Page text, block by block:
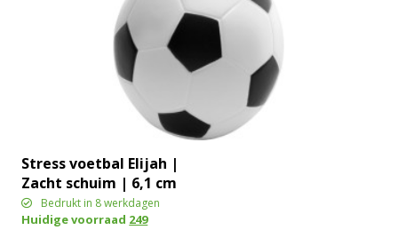
Stress voetbal Elijah |
Zacht schuim | 6,1 cm
Bedrukt in 8 werkdagen
Huidige voorraad 249